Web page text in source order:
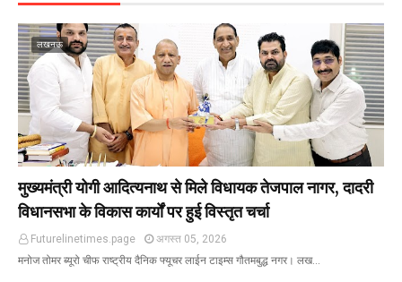
लखनऊ
मुख्यमंत्री योगी आदित्यनाथ से मिले विधायक तेजपाल नागर, दादरी
विधानसभा के विकास कार्यों पर हुई विस्तृत चर्चा
Futurelinetimes.page
अगस्त 05, 2026
मनोज तोमर ब्यूरो चीफ राष्ट्रीय दैनिक फ्यूचर लाईन टाइम्स गौतमबुद्ध नगर। लख…